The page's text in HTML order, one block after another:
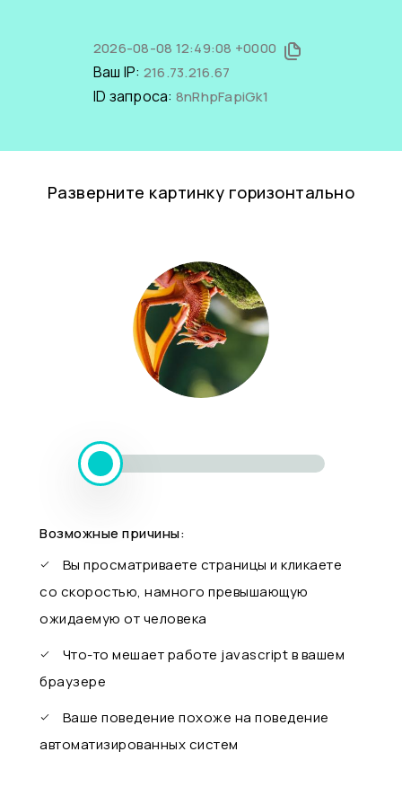
2026-08-08 12:49:08 +0000
Ваш IP: 216.73.216.67
ID запроса: 8nRhpFapiGk1
Разверните картинку горизонтально
Возможные причины:
Вы просматриваете страницы и кликаете
со скоростью, намного превышающую
ожидаемую от человека
Что-то мешает работе javascript в вашем
браузере
Ваше поведение похоже на поведение
автоматизированных систем